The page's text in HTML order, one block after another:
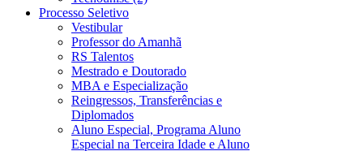
Processo Seletivo
Vestibular
Professor do Amanhã
RS Talentos
Mestrado e Doutorado
MBA e Especialização
Reingressos, Transferências e
Diplomados
Aluno Especial, Programa Aluno
Especial na Terceira Idade e Aluno